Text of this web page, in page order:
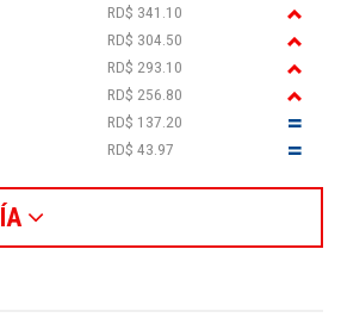
RD$ 341.10
RD$ 304.50
RD$ 293.10
RD$ 256.80
RD$ 137.20
RD$ 43.97